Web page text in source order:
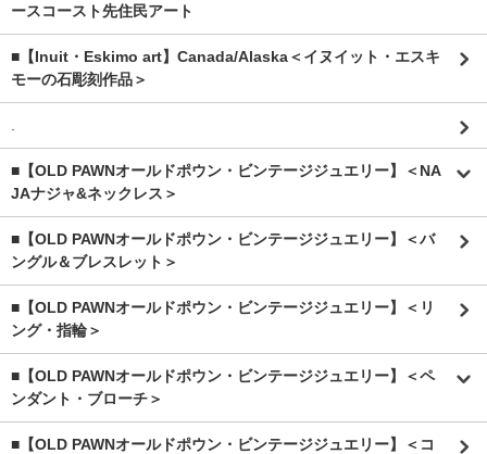
ースコースト先住民アート
■【Inuit・Eskimo art】Canada/Alaska＜イヌイット・エスキ
モーの石彫刻作品＞
■【OLD PAWNオールドポウン・ビンテージジュエリー】＜NA
JAナジャ&ネックレス＞
■【OLD PAWNオールドポウン・ビンテージジュエリー】＜バ
ングル＆ブレスレット＞
■【OLD PAWNオールドポウン・ビンテージジュエリー】＜リ
ング・指輪＞
■【OLD PAWNオールドポウン・ビンテージジュエリー】＜ペ
ンダント・ブローチ＞
■【OLD PAWNオールドポウン・ビンテージジュエリー】＜コ